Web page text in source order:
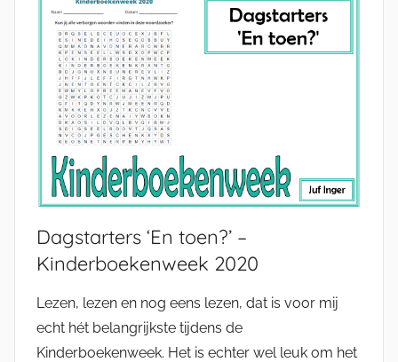
Dagstarters ‘En toen?’ –
Kinderboekenweek 2020
Lezen, lezen en nog eens lezen, dat is voor mij
echt hét belangrijkste tijdens de
Kinderboekenweek. Het is echter wel leuk om het